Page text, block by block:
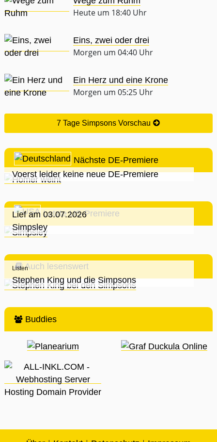
Heute um 18:40 Uhr
Eins, zwei oder drei
Morgen um 04:40 Uhr
Ein Herz und eine Krone
Morgen um 05:25 Uhr
7 Tage Simpsons Vorschau
Nächste DE-Premiere
Voerst leider keine neue DE-Premiere
Letzte US-Premiere
Lief am 03.07.2026
Simpsley
Auch lesenswert
Listen
Stephen King und die Simpsons
Buddies